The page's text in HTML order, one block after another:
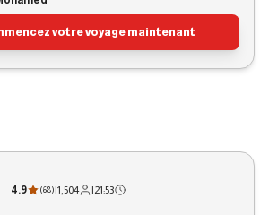
votre voyage maintenant
4.9 (68)|1,504 |21:53